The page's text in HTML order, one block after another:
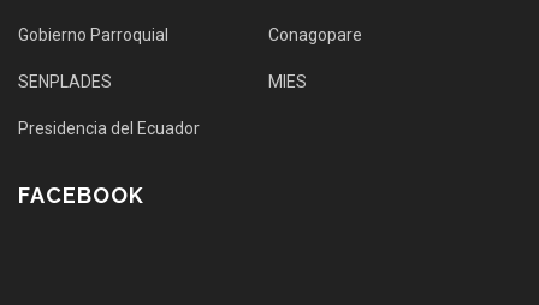
Gobierno Parroquial Conagopare
SENPLADES MIES
Presidencia del Ecuador
FACEBOOK